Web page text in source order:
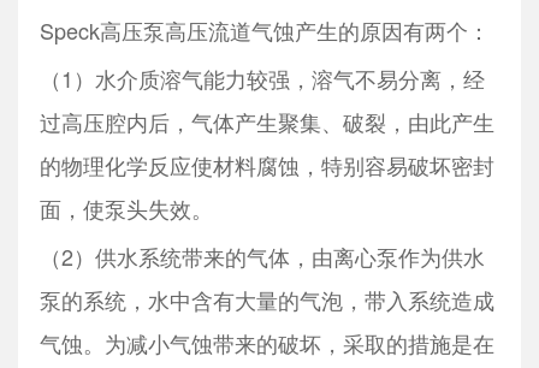
Speck高压泵高压流道气蚀产生的原因有两个：
（1）水介质溶气能力较强，溶气不易分离，经
过高压腔内后，气体产生聚集、破裂，由此产生
的物理化学反应使材料腐蚀，特别容易破坏密封
面，使泵头失效。
（2）供水系统带来的气体，由离心泵作为供水
泵的系统，水中含有大量的气泡，带入系统造成
气蚀。为减小气蚀带来的破坏，采取的措施是在